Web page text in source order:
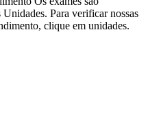
Unidades. Para verificar nossas
clique em unidades.